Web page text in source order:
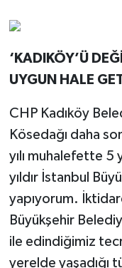
‘KADIKÖY’Ü
UYGUN HALE
CHP Kadıköy
Kösedağı daha
yılı muhalefette 5
yıldır İstanbul
yapıyorum.
Büyükşehir
ile edindiğimiz
yerelde yaşadığı